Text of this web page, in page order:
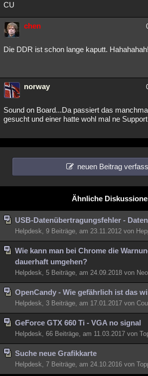
CU
chen
Die DDR ist schon lange kaputt. Hahahahah!
norway
Sound on Board...Da passiert das
gesucht und einer hatte wohl mal ne
neuen Beitrag
Ähnliche
USB-Datenübertragungsfehler -
Helpdesk, 9 Beiträge, am 23.11.2012 von
Wie kann man bei Chrome die
dauerhaft umgehen?
Helpdesk, 5 Beiträge, am 24.09.2018 von
OpenCandy - Wie gefährlich ist das
Helpdesk, 3 Beiträge, am 17.01.2017 von
GeForce GTX 660 Ti - VGA no signal
Helpdesk, 66 Beiträge, am 11.03.2017 von
Suche neue Grafikkarte
Helpdesk, 7 Beiträge, am 24.10.2016 von